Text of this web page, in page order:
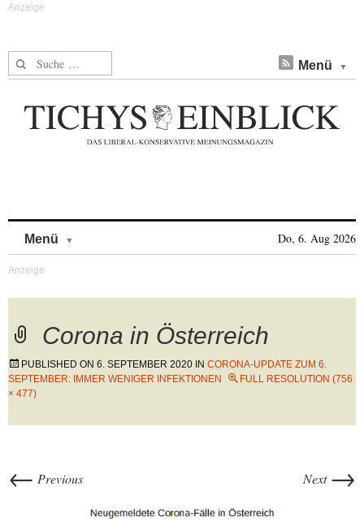
Suche nach: Menü
Menü Do, 6. Aug 2026
Corona in Österreich
PUBLISHED ON 6. SEPTEMBER 2020 IN CORONA-UPDATE ZUM 6.
SEPTEMBER: IMMER WENIGER INFEKTIONEN
FULL RESOLUTION (756
× 477)
← Previous Next →